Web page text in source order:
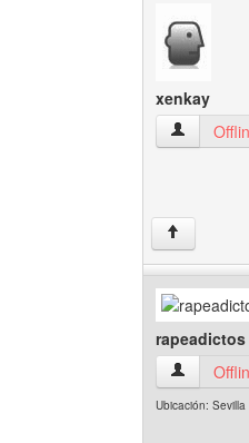
xenkay
xenkay
↑
rapeadictos
Ubicación: Sevilla